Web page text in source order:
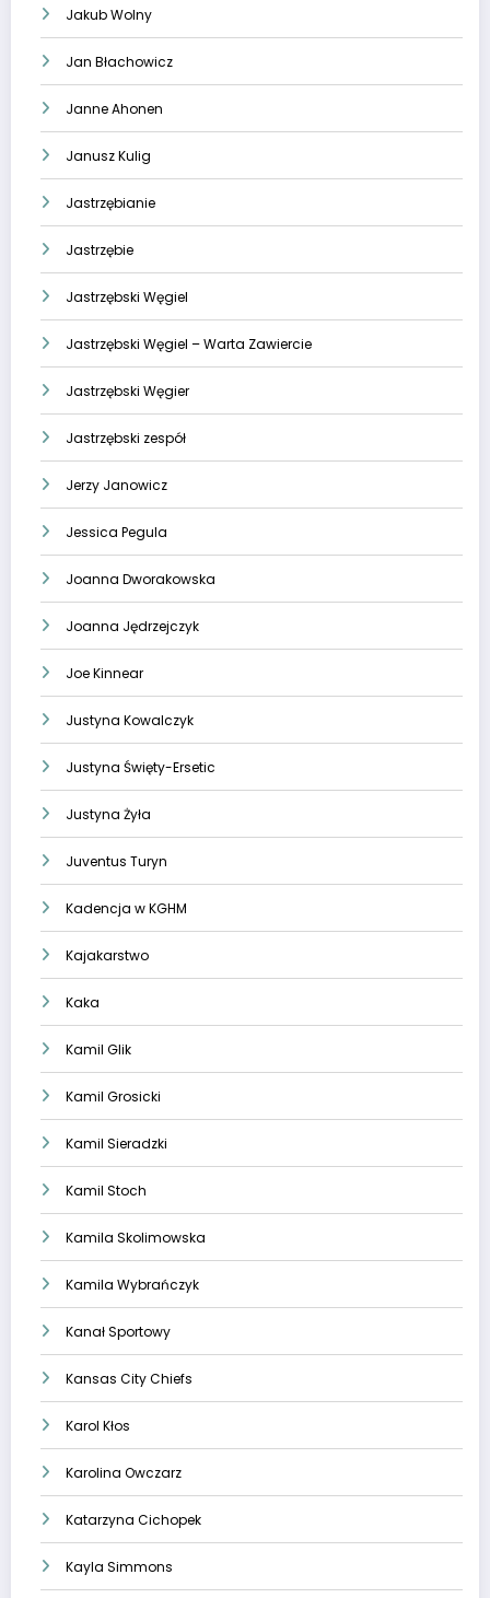
Jakub Wolny
Jan Błachowicz
Janne Ahonen
Janusz Kulig
Jastrzębianie
Jastrzębie
Jastrzębski Węgiel
Jastrzębski Węgiel – Warta Zawiercie
Jastrzębski Węgier
Jastrzębski zespół
Jerzy Janowicz
Jessica Pegula
Joanna Dworakowska
Joanna Jędrzejczyk
Joe Kinnear
Justyna Kowalczyk
Justyna Święty-Ersetic
Justyna Żyła
Juventus Turyn
Kadencja w KGHM
Kajakarstwo
Kaka
Kamil Glik
Kamil Grosicki
Kamil Sieradzki
Kamil Stoch
Kamila Skolimowska
Kamila Wybrańczyk
Kanał Sportowy
Kansas City Chiefs
Karol Kłos
Karolina Owczarz
Katarzyna Cichopek
Kayla Simmons